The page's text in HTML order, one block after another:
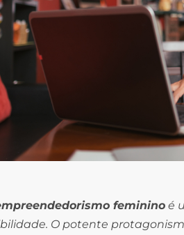
feminino é
O potente